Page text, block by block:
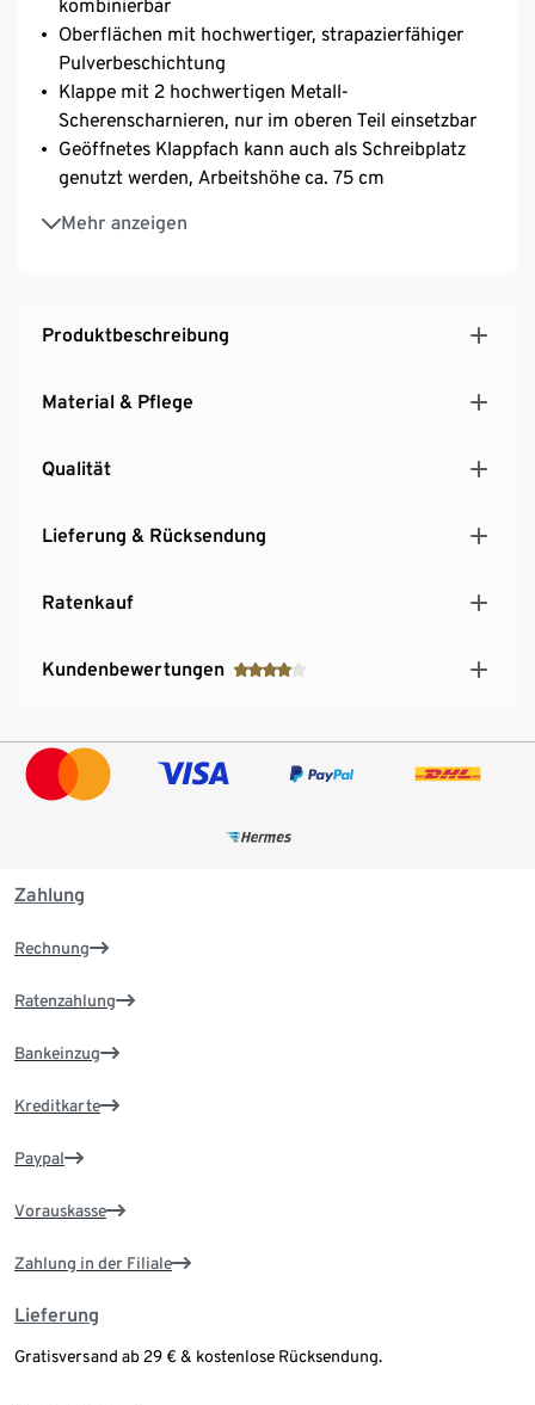
kombinierbar
Oberflächen mit hochwertiger, strapazierfähiger
Pulverbeschichtung
Klappe mit 2 hochwertigen Metall-
Scherenscharnieren, nur im oberen Teil einsetzbar
Geöffnetes Klappfach kann auch als Schreibplatz
genutzt werden, Arbeitshöhe ca. 75 cm
Mehr anzeigen
Mit verchromtem Metallgestell und Knaufgriff
Inkl. höhenverstellbarer Kunststofffüße für einen
Produktbeschreibung
Material & Pflege
Qualität
Lieferung & Rücksendung
Ratenkauf
Kundenbewertungen
Zahlung
Rechnung
Ratenzahlung
Bankeinzug
Kreditkarte
Paypal
Vorauskasse
Zahlung in der Filiale
Lieferung
Gratisversand ab 29 € & kostenlose Rücksendung.